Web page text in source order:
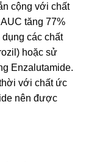
cộng với chất
tăng 77%
các chất
hoặc sử
Enzalutamide.
với chất ức
nên được